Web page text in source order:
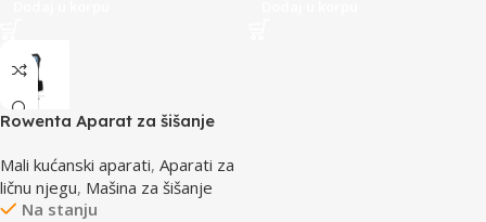
Rowenta Aparat za šišanje
Mali kućanski aparati, Aparati za
ličnu njegu, Mašina za šišanje
Na stanju